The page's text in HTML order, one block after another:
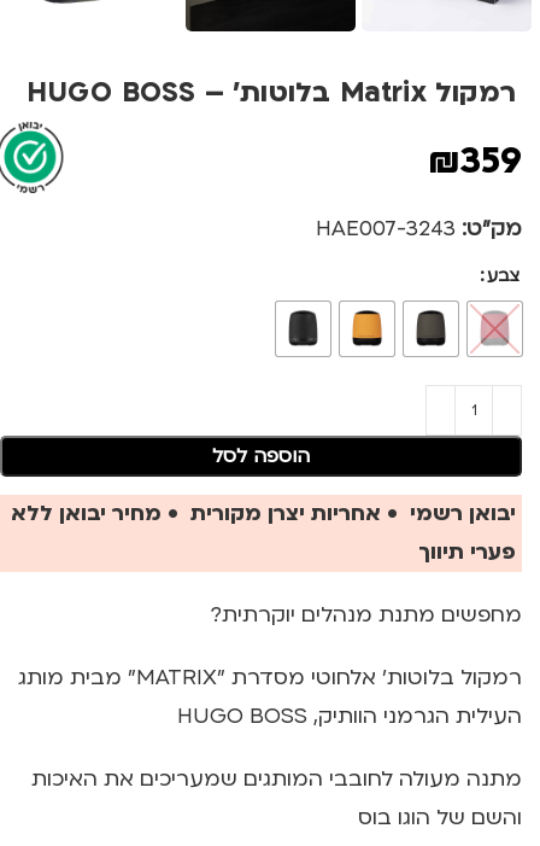
רמקול Matrix בלוטות' – HUGO BOSS
₪359
מק"ט: 3243-HAE007
צבע
הוספה לסל
יבואן רשמי • אחריות יצרן מקורית • מחיר יבואן ללא
פערי תיווך
מחפשים מתנת מנהלים יוקרתית?
רמקול בלוטות' אלחוטי מסדרת "MATRIX" מבית מותג
העילית הגרמני הוותיק, HUGO BOSS
מתנה מעולה לחובבי המותגים שמעריכים את האיכות
והשם של הוגו בוס